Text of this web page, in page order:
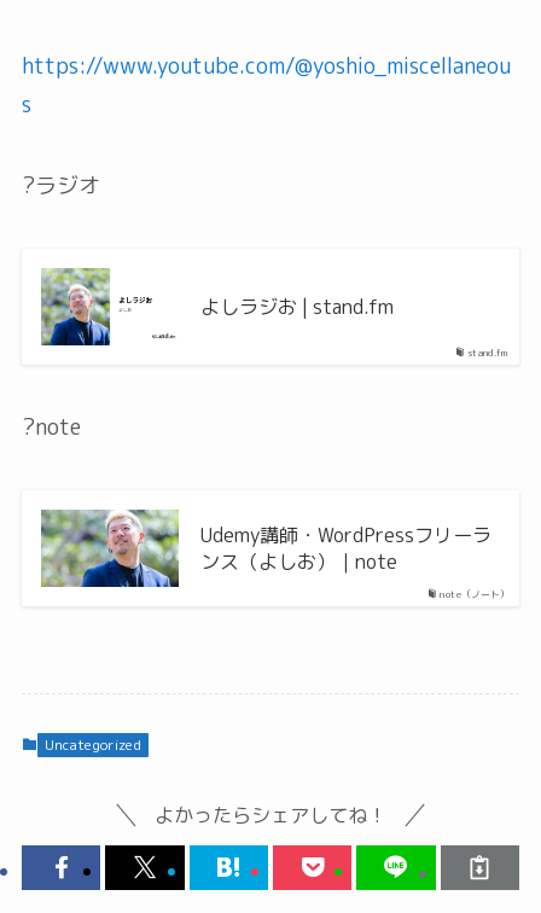
https://www.youtube.com/@yoshio_miscellaneou
s
?ラジオ
stand.fm
よしラジお | stand.fm
?note
note（ノート）
Udemy講師・WordPressフリーラ
ンス（よしお）｜note
Uncategorized
よかったらシェアしてね！